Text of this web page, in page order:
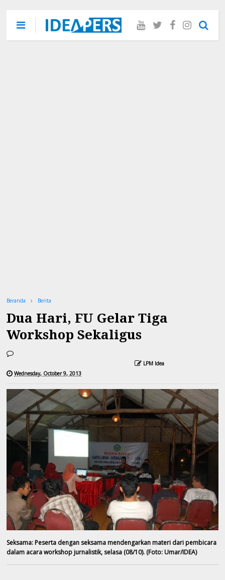
Beranda Berita
Dua Hari, FU Gelar Tiga
Workshop Sekaligus
LPM Idea
Wednesday, October 9, 2013
Seksama: Peserta dengan seksama mendengarkan materi dari pembicara
dalam acara workshop jurnalistik, selasa (08/10). (Foto: Umar/IDEA)